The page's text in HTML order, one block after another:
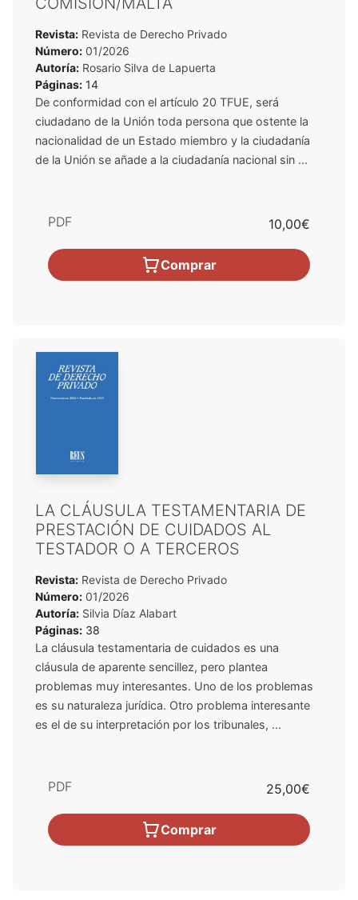
Revista: Revista de Derecho Privado
Número: 01/2026
Autoría: Rosario Silva de Lapuerta
Páginas: 14
De conformidad con el artículo 20 TFUE, será
ciudadano de la Unión toda persona que ostente la
nacionalidad de un Estado miembro y la ciudadanía
de la Unión se añade a la ciudadanía nacional sin ...
PDF 10,00€
Comprar
LA CLÁUSULA TESTAMENTARIA DE
PRESTACIÓN DE CUIDADOS AL
TESTADOR O A TERCEROS
Revista: Revista de Derecho Privado
Número: 01/2026
Autoría: Silvia Díaz Alabart
Páginas: 38
La cláusula testamentaria de cuidados es una
cláusula de aparente sencillez, pero plantea
problemas muy interesantes. Uno de los problemas
es su naturaleza jurídica. Otro problema interesante
es el de su interpretación por los tribunales, ...
PDF 25,00€
Comprar